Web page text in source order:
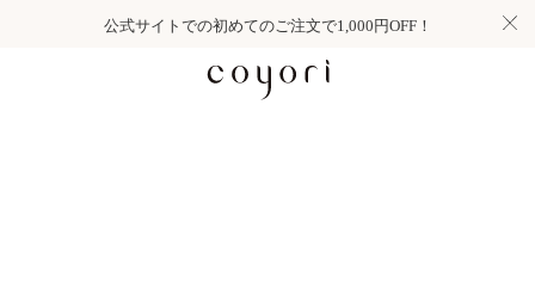
公式サイトでの初めてのご注文で1,000円OFF！